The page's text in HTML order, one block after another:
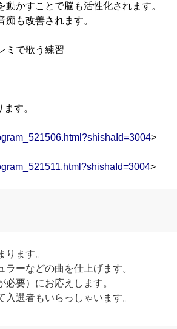
かすことで脳も活性化されます。
も改善されます。
ミで歌う練習
す。
>
>
ます。
ーなどの曲を仕上げます。
要）にお応えします。
選者もいらっしゃいます。